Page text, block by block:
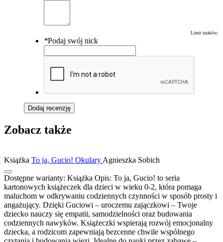
Limit znaków:
*Podaj swój nick
Dodaj recenzję
Zobacz także
Książka To ja, Gucio! Okulary Agnieszka Sobich
Dostępne warianty: Książka Opis: To ja, Gucio! to seria
kartonowych książeczek dla dzieci w wieku 0-2, która pomaga
maluchom w odkrywaniu codziennych czynności w sposób prosty i
angażujący. Dzięki Guciowi – uroczemu zajączkowi – Twoje
dziecko nauczy się empatii, samodzielności oraz budowania
codziennych nawyków. Książeczki wspierają rozwój emocjonalny
dziecka, a rodzicom zapewniają bezcenne chwile wspólnego